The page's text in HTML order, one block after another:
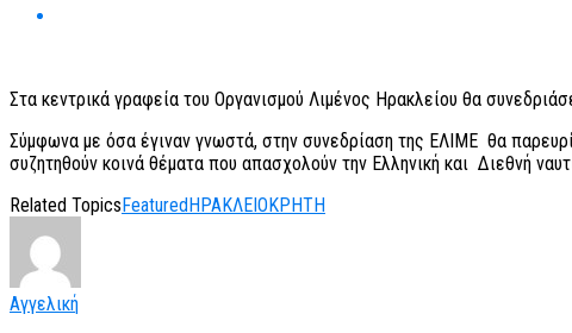
Στα κεντρικά γραφεία του Οργανισμού Λιμένος Ηρακλείου θα
Σύμφωνα με όσα έγιναν γνωστά, στην συνεδρίαση της ΕΛΙΜΕ θα
συζητηθούν κοινά θέματα που απασχολούν την Ελληνική και Διεθνή
Related Topics Featured ΗΡΑΚΛΕΙΟΚΡΗΤΗ
Αγγελική